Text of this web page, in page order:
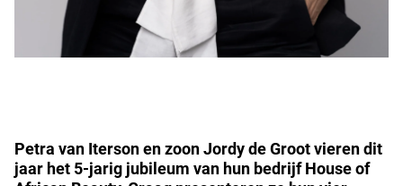
Petra van Iterson en zoon Jordy de Groot vieren dit
jaar het 5-jarig jubileum van hun bedrijf House of